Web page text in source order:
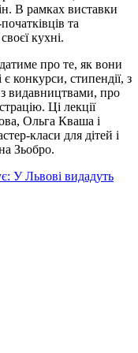
В рамках виставки
та
кухні.
про те, як вони
конкурси, стипендії, з
видавництвами, про
Ці лекції
Ольга Кваша і
класи для дітей і
Зьобро.
У Львові видадуть